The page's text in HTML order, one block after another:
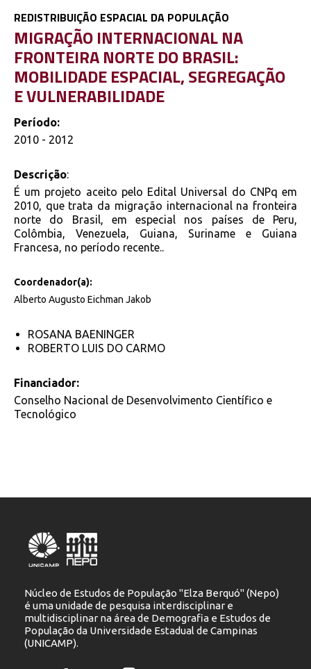
REDISTRIBUIÇÃO ESPACIAL DA POPULAÇÃO
MIGRAÇÃO INTERNACIONAL NA
FRONTEIRA NORTE DO BRASIL:
MOBILIDADE ESPACIAL, SEGREGAÇÃO
E VULNERABILIDADE
Período:
2010 - 2012
Descrição:
É um projeto aceito pelo Edital Universal do CNPq em
2010, que trata da migração internacional na fronteira
norte do Brasil, em especial nos países de Peru,
Colômbia, Venezuela, Guiana, Suriname e Guiana
Francesa, no período recente..
Coordenador(a):
Alberto Augusto Eichman Jakob
ROSANA BAENINGER
ROBERTO LUIS DO CARMO
Financiador:
Conselho Nacional de Desenvolvimento Científico e
Tecnológico
Núcleo de Estudos de População "Elza Berquó" (Nepo)
é uma unidade de pesquisa interdisciplinar e
multidisciplinar na área de Demografia e Estudos de
População da Universidade Estadual de Campinas
(UNICAMP).